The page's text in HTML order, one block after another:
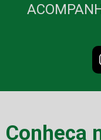
Conheça